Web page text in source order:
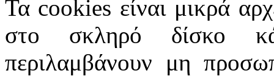
Τα cookies είναι μικρά
στο σκληρό δίσκο
περιλαμβάνουν μη